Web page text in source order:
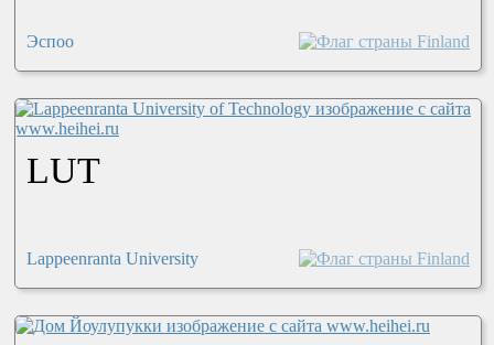
Эспоо
LUT
Lappeenranta University